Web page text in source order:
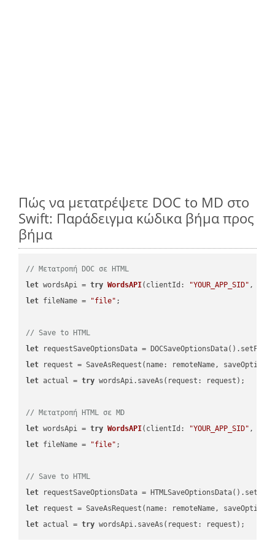
Πώς να μετατρέψετε DOC to MD στο
Swift: Παράδειγμα κώδικα βήμα προς
βήμα
// Μετατροπή DOC σε HTML
let wordsApi = try WordsAPI( clientId: "YOUR_APP_SID" ,
let fileName = "file" ;
// Save to HTML
let requestSaveOptionsData =
let request = SaveAsRequest(name: remoteName,
let actual = try wordsApi.saveAs(request: request);
// Μετατροπή HTML σε MD
let wordsApi = try WordsAPI( clientId: "YOUR_APP_SID" ,
let fileName = "file" ;
// Save to HTML
let requestSaveOptionsData =
let request = SaveAsRequest(name: remoteName,
let actual = try